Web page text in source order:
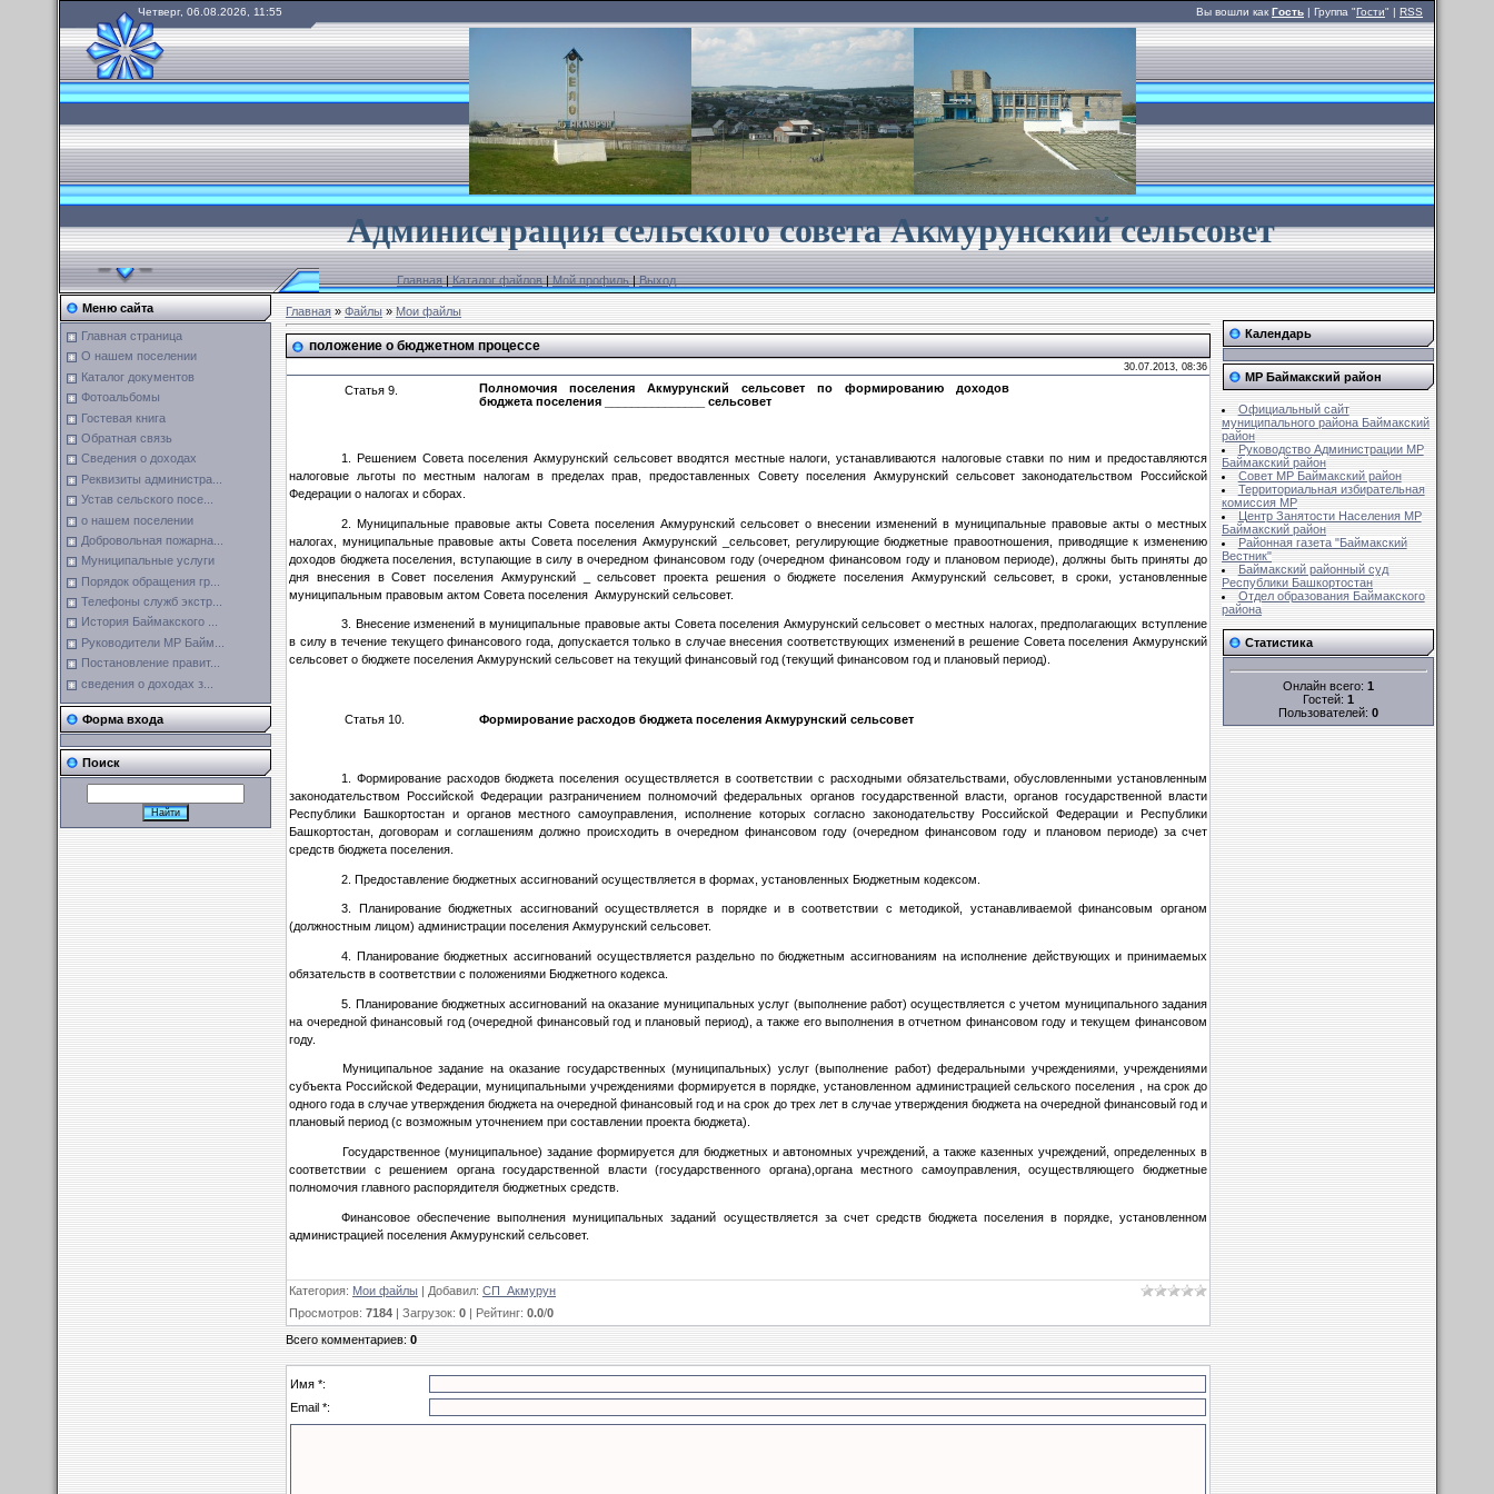
Четверг, 06.08.2026, 11:55 Вы вошли как Гость | Группа "Гости" | RSS
Администрация сельского советаАкмурунский сельсовет
Главная|Каталог файлов|Мой профиль|Выход
Меню сайта
Главная страница
О нашем поселении
Каталог документов
Фотоальбомы
Гостевая книга
Обратная связь
Сведения о доходах
Реквизиты администра...
Устав сельского посе...
о нашем поселении
Добровольная пожарна...
Муниципальные услуги
Порядок обращения гр...
Телефоны служб экстр...
История Баймакского ...
Руководители МР Байм...
Постановление правит...
сведения о доходах з...
Форма входа
Поиск
Главная»Файлы»Мои файлы
положение о бюджетном процессе
30.07.2013, 08:36
Статья 9.
Полномочия поселения Акмурунский сельсовет по формированию доходов
бюджета поселения _______________ сельсовет
1. Решением Совета поселения Акмурунский сельсовет вводятся местные налоги, устанавливаются налоговые ставки по ним и предоставляются
налоговые льготы по местным налогам в пределах прав, предоставленных Совету поселения Акмурунский сельсовет законодательством Российской
Федерации о налогах и сборах.
2. Муниципальные правовые акты Совета поселения Акмурунский сельсовет о внесении изменений в муниципальные правовые акты о местных
налогах, муниципальные правовые акты Совета поселения Акмурунский _сельсовет, регулирующие бюджетные правоотношения, приводящие к изменению
доходов бюджета поселения, вступающие в силу в очередном финансовом году (очередном финансовом году и плановом периоде), должны быть приняты до
дня внесения в Совет поселения Акмурунский _ сельсовет проекта решения о бюджете поселения Акмурунский сельсовет, в сроки, установленные
муниципальным правовым актом Совета поселения Акмурунский сельсовет.
3. Внесение изменений в муниципальные правовые акты Совета поселения Акмурунский сельсовет о местных налогах, предполагающих вступление
в силу в течение текущего финансового года, допускается только в случае внесения соответствующих изменений в решение Совета поселения Акмурунский
сельсовет о бюджете поселения Акмурунский сельсовет на текущий финансовый год (текущий финансовом год и плановый период).
Статья 10. Формирование расходов бюджета поселения Акмурунский сельсовет
1. Формирование расходов бюджета поселения осуществляется в соответствии с расходными обязательствами, обусловленными установленным
законодательством Российской Федерации разграничением полномочий федеральных органов государственной власти, органов государственной власти
Республики Башкортостан и органов местного самоуправления, исполнение которых согласно законодательству Российской Федерации и Республики
Башкортостан, договорам и соглашениям должно происходить в очередном финансовом году (очередном финансовом году и плановом периоде) за счет
средств бюджета поселения.
2. Предоставление бюджетных ассигнований осуществляется в формах, установленных Бюджетным кодексом.
3. Планирование бюджетных ассигнований осуществляется в порядке и в соответствии с методикой, устанавливаемой финансовым органом
(должностным лицом) администрации поселения Акмурунский сельсовет.
4. Планирование бюджетных ассигнований осуществляется раздельно по бюджетным ассигнованиям на исполнение действующих и принимаемых
обязательств в соответствии с положениями Бюджетного кодекса.
5. Планирование бюджетных ассигнований на оказание муниципальных услуг (выполнение работ) осуществляется с учетом муниципального задания
на очередной финансовый год (очередной финансовый год и плановый период), а также его выполнения в отчетном финансовом году и текущем финансовом
году.
Муниципальное задание на оказание государственных (муниципальных) услуг (выполнение работ) федеральными учреждениями, учреждениями
субъекта Российской Федерации, муниципальными учреждениями формируется в порядке, установленном администрацией сельского поселения , на срок до
одного года в случае утверждения бюджета на очередной финансовый год и на срок до трех лет в случае утверждения бюджета на очередной финансовый год и
плановый период (с возможным уточнением при составлении проекта бюджета).
Государственное (муниципальное) задание формируется для бюджетных и автономных учреждений, а также казенных учреждений, определенных в
соответствии с решением органа государственной власти (государственного органа),органа местного самоуправления, осуществляющего бюджетные
полномочия главного распорядителя бюджетных средств.
Финансовое обеспечение выполнения муниципальных заданий осуществляется за счет средств бюджета поселения в порядке, установленном
администрацией поселения Акмурунский сельсовет.
Категория: Мои файлы | Добавил: СП_Акмурун
Просмотров: 7184 | Загрузок: 0 | Рейтинг: 0.0/0
Всего комментариев:0
Имя *:
Email *:
Календарь
МР Баймакский район
Официальный сайт
муниципального района Баймакский
район
Руководство Администрации МР
Баймакский район
Совет MР Баймакский район
Территориальная избирательная
комиссия MР
Центр Занятости Населения МР
Баймакский район
Районная газета "Баймакский
Вестник"
Баймакский районный суд
Республики Башкортостан
Отдел образования Баймакского
района
Статистика
Онлайн всего: 1
Гостей: 1
Пользователей: 0